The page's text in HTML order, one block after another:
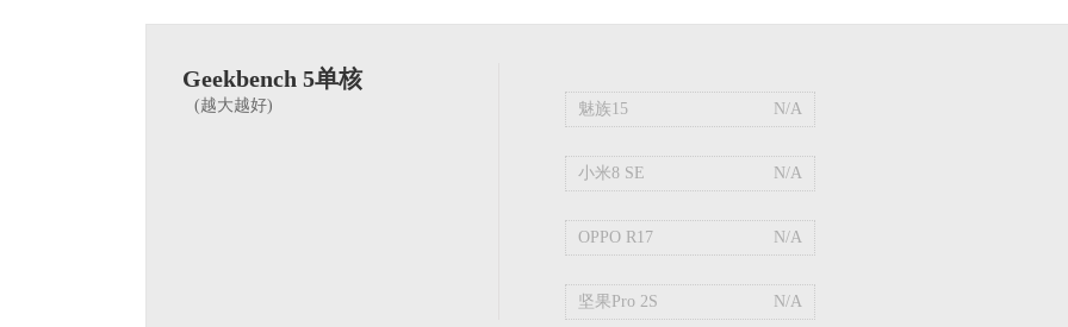
Geekbench 5单核
(越大越好) 魅族15 N/A
小米8 SE N/A
OPPO R17 N/A
坚果Pro 2S N/A